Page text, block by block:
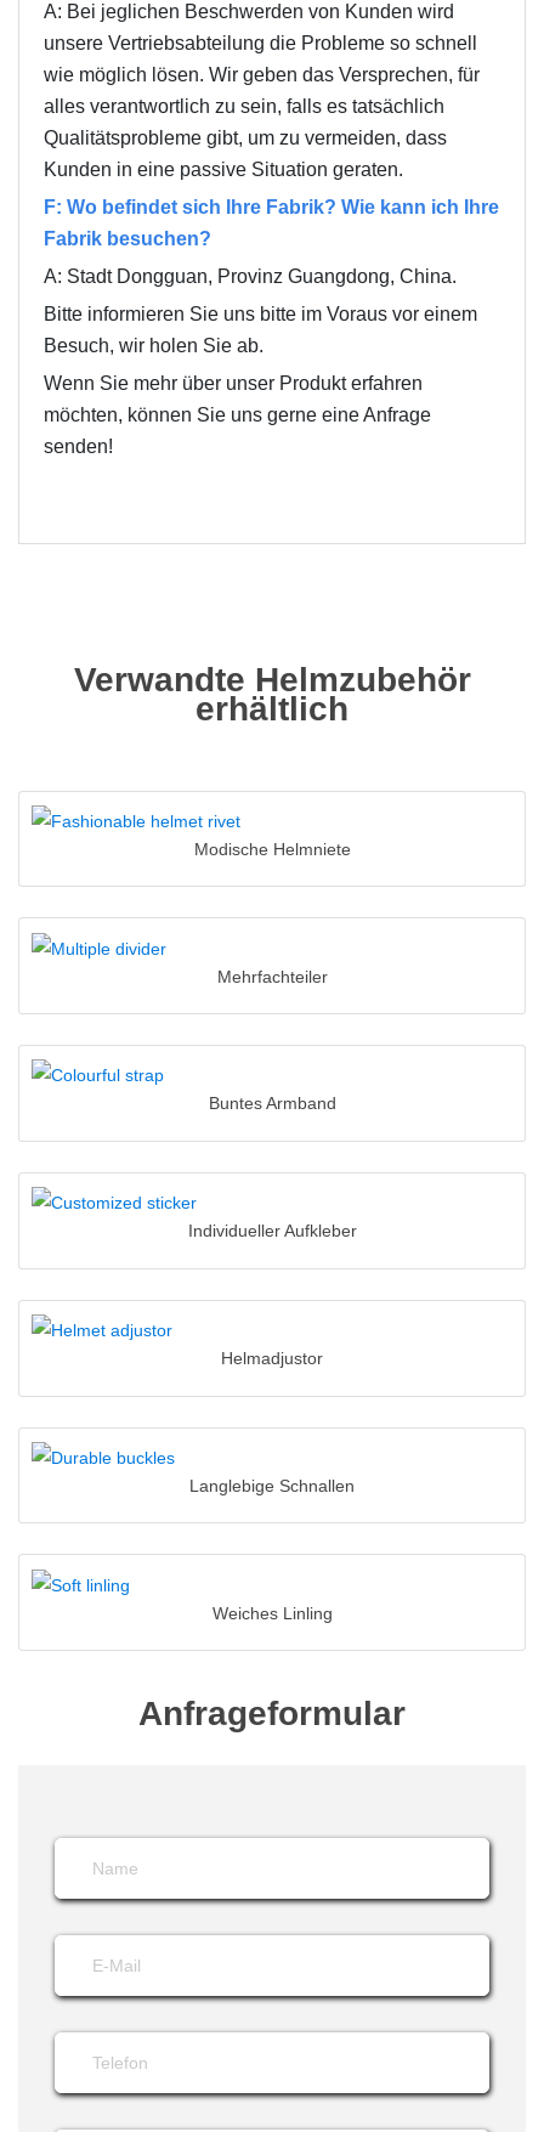
A: Bei jeglichen Beschwerden von Kunden wird
unsere Vertriebsabteilung die Probleme so schnell
wie möglich lösen. Wir geben das Versprechen, für
alles verantwortlich zu sein, falls es tatsächlich
Qualitätsprobleme gibt, um zu vermeiden, dass
Kunden in eine passive Situation geraten.
F: Wo befindet sich Ihre Fabrik? Wie kann ich Ihre
Fabrik besuchen?
A: Stadt Dongguan, Provinz Guangdong, China.
Bitte informieren Sie uns bitte im Voraus vor einem
Besuch, wir holen Sie ab.
Wenn Sie mehr über unser Produkt erfahren
möchten, können Sie uns gerne eine Anfrage
senden!
Verwandte Helmzubehör
erhältlich
Modische Helmniete
Mehrfachteiler
Buntes Armband
Individueller Aufkleber
Helmadjustor
Langlebige Schnallen
Weiches Linling
Anfrageformular